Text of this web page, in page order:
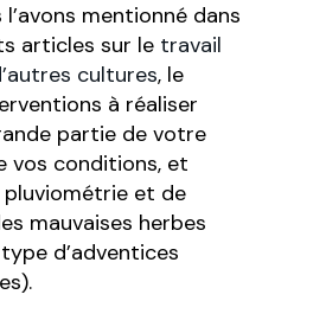
mentionné dans
articles sur le travail
cultures, le
à réaliser
partie de votre
vos conditions, et
et de
mauvaises herbes
d’adventices